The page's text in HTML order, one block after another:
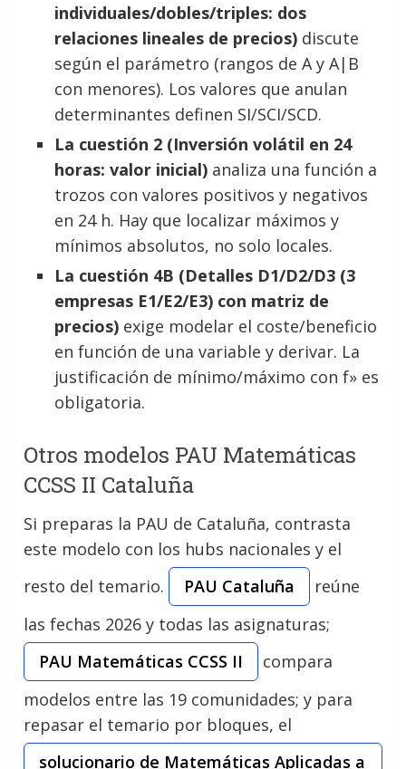
individuales/dobles/triples: dos
relaciones lineales de precios) discute
según el parámetro (rangos de A y A|B
con menores). Los valores que anulan
determinantes definen SI/SCI/SCD.
La cuestión 2 (Inversión volátil en 24
horas: valor inicial) analiza una función a
trozos con valores positivos y negativos
en 24 h. Hay que localizar máximos y
mínimos absolutos, no solo locales.
La cuestión 4B (Detalles D1/D2/D3 (3
empresas E1/E2/E3) con matriz de
precios) exige modelar el coste/beneficio
en función de una variable y derivar. La
justificación de mínimo/máximo con f» es
obligatoria.
Otros modelos PAU Matemáticas
CCSS II Cataluña
Si preparas la PAU de Cataluña, contrasta
este modelo con los hubs nacionales y el
resto del temario.
PAU Cataluña
reúne
las fechas 2026 y todas las asignaturas;
PAU Matemáticas CCSS II
compara
modelos entre las 19 comunidades; y para
repasar el temario por bloques, el
solucionario de Matemáticas Aplicadas a